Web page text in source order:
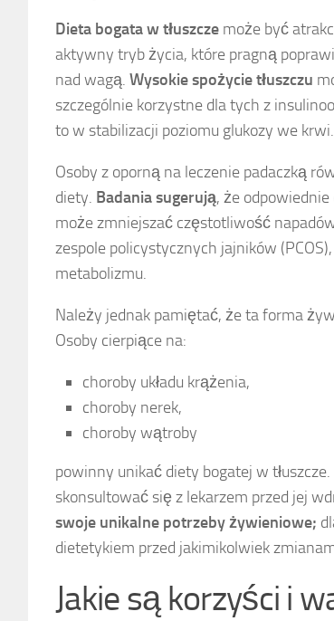
Dieta bogata w tłuszcze może być
aktywny tryb życia, które pragną
nad wagą. Wysokie spożycie tłuszczu
szczególnie korzystne dla tych z
to w stabilizacji poziomu glukozy we krwi.
Osoby z oporną na leczenie padaczką
diety. Badania sugerują, że
może zmniejszać częstotliwość
zespole policystycznych jajników
metabolizmu.
Należy jednak pamiętać, że ta forma
Osoby cierpiące na:
choroby układu krążenia,
choroby nerek,
choroby wątroby
powinny unikać diety bogatej w tłuszcze.
skonsultować się z lekarzem przed jej
swoje unikalne potrzeby żywieniowe;
dietetykiem przed jakimikolwiek
Jakie są korzyści i